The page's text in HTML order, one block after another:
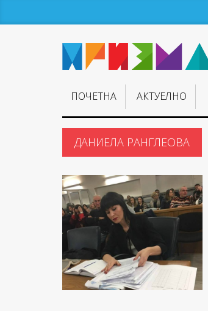
ПОЧЕТНА АКТУЕЛНО
ДАНИЕЛА РАНГЛЕОВА